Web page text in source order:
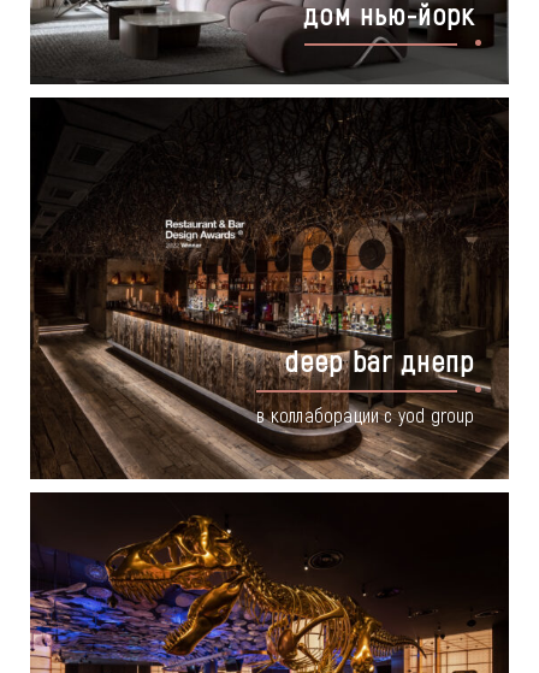
дом нью-йорк
deep bar днепр
в коллаборации с yod group